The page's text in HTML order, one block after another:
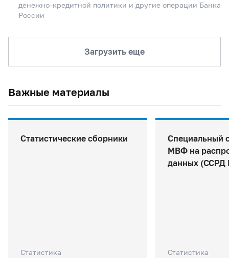
денежно-кредитной политики и другие операции Банка
России
Загрузить еще
Важные материалы
Статистические сборники
Статистика
Специальный
МВФ на
данных
Статистика